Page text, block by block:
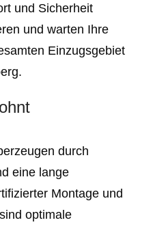
und Sicherheit
und warten Ihre
Einzugsgebiet
durch
eine lange
Montage und
optimale